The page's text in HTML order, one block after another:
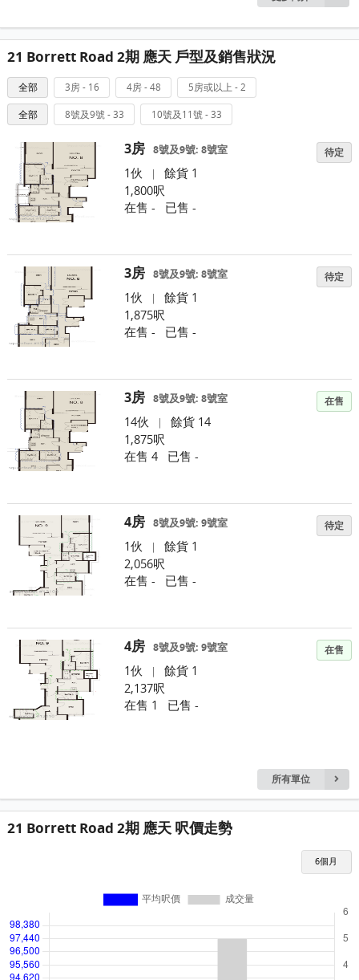
21 Borrett Road 2期 應天 戶型及銷售狀況
全部 3房 - 16 4房 - 48 5房或以上 - 2
全部 8號及9號 - 33 10號及11號 - 33
3房 8號及9號: 8號室 待定
1伙 |
餘貨 1
1,800呎
在售 -
已售 -
3房 8號及9號: 8號室 待定
1伙 |
餘貨 1
1,875呎
在售 -
已售 -
3房 8號及9號: 8號室 在售
14伙 |
餘貨 14
1,875呎
在售 4
已售 -
4房 8號及9號: 9號室 待定
1伙 |
餘貨 1
2,056呎
在售 -
已售 -
4房 8號及9號: 9號室 在售
1伙 |
餘貨 1
2,137呎
在售 1
已售 -
所有單位
21 Borrett Road 2期 應天 呎價走勢
6個月